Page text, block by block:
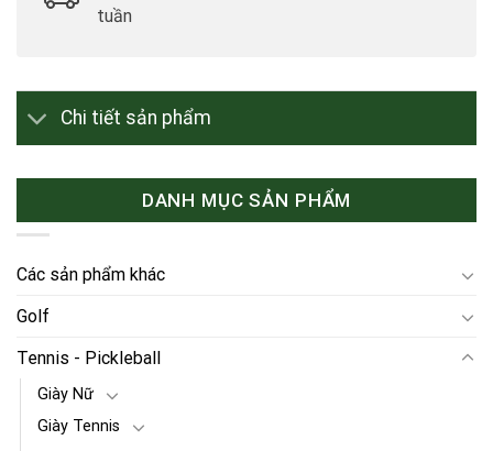
tuần
Chi tiết sản phẩm
DANH MỤC SẢN PHẨM
Các sản phẩm khác
Golf
Tennis - Pickleball
Giày Nữ
Giày Tennis